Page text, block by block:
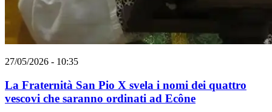
27/05/2026 - 10:35
La Fraternità San Pio X svela i nomi dei quattro
vescovi che saranno ordinati ad Ecône